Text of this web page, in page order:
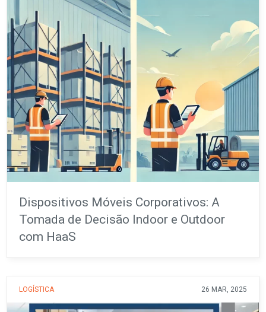
Dispositivos Móveis Corporativos: A
Tomada de Decisão Indoor e Outdoor
com HaaS
LOGÍSTICA 26 MAR, 2025